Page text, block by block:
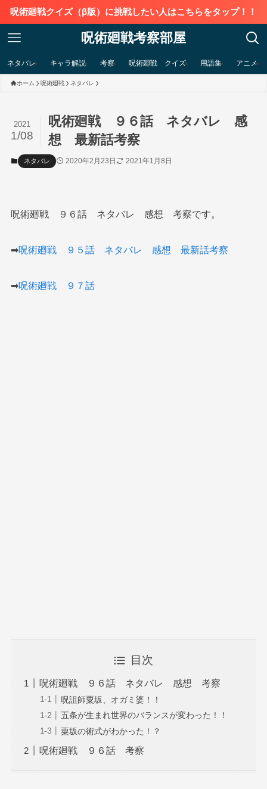
呪術廻戦クイズ（β版）に挑戦したい人はこちらをタップ！！
呪術廻戦考察部屋
ネタバレ キャラ解説 考察 呪術廻戦 クイズ 用語集 アニメ
ホーム 呪術廻戦 ネタバレ
呪術廻戦 ９６話 ネタバレ 感
想 最新話考察
2021
1/08
ネタバレ 2020年2月23日 2021年1月8日
呪術廻戦 ９６話 ネタバレ 感想 考察です。
➡︎呪術廻戦 ９５話 ネタバレ 感想 最新話考察
➡︎呪術廻戦 ９７話
目次
呪術廻戦 ９６話 ネタバレ 感想 考察
呪詛師粟坂、オガミ婆！！
五条が生まれ世界のバランスが変わった！！
粟坂の術式がわかった！？
呪術廻戦 ９６話 考察